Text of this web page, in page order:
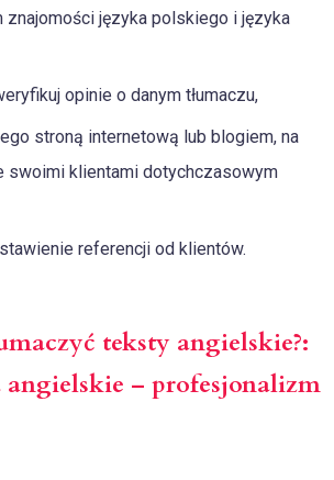
języka polskiego i języka
opinie o danym tłumaczu,
stroną internetową lub blogiem, na
swoimi klientami dotychczasowym
referencji od klientów.
teksty angielskie?:
angielskie – profesjonalizm